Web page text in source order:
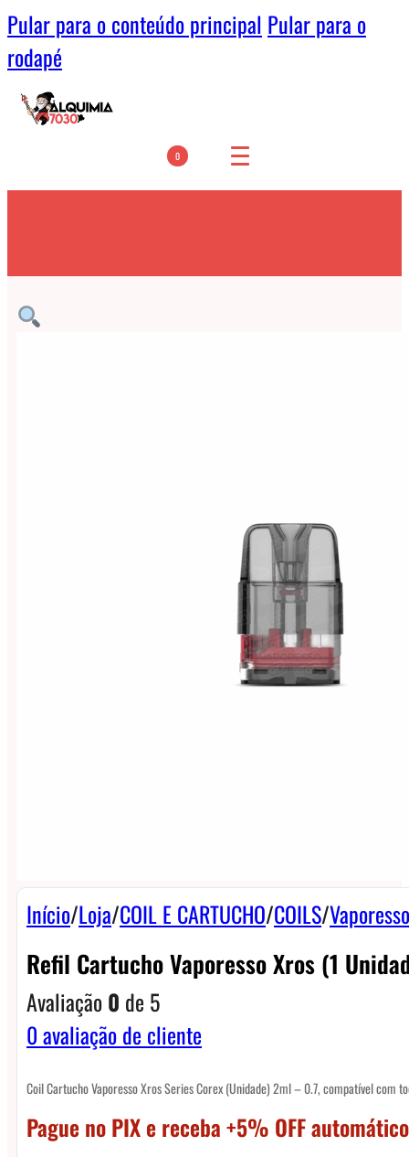
Pular para o conteúdo principal Pular para o
rodapé
0
Início/Loja/COIL E CARTUCHO/COILS/
Refil Cartucho Vaporesso Xros (1
Avaliação0 de 5
0avaliação de cliente
Coil Cartucho Vaporesso Xros Series Corex (Unidade) 2ml – 0.7, compatível com
Pague no PIX e receba +5% OFF